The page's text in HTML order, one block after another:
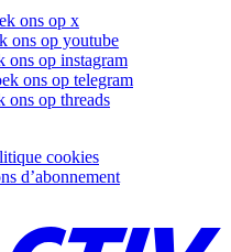
ons op x
ons op youtube
ons op instagram
ons op telegram
ons op threads
cookies
d’abonnement